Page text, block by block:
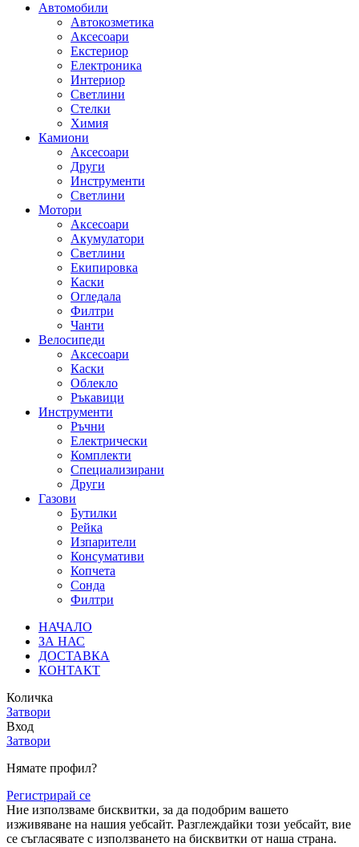
Автомобили
Автокозметика
Аксесоари
Екстериор
Електроника
Интериор
Светлини
Стелки
Химия
Камиони
Аксесоари
Други
Инструменти
Светлини
Мотори
Аксесоари
Акумулатори
Светлини
Екипировка
Каски
Огледала
Филтри
Чанти
Велосипеди
Аксесоари
Каски
Облекло
Ръкавици
Инструменти
Ръчни
Електрически
Комплекти
Специализирани
Други
Газови
Бутилки
Рейка
Изпарители
Консумативи
Копчета
Сонда
Филтри
НАЧАЛО
ЗА НАС
ДОСТАВКА
КОНТАКТ
Количка
Затвори
Вход
Затвори
Нямате профил?
Регистрирай се
Ние използваме бисквитки, за да подобрим вашето
изживяване на нашия уебсайт. Разглеждайки този уебсайт, вие
се съгласявате с използването на бисквитки от наша страна.